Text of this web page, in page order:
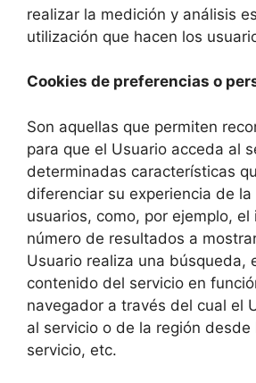
realizar la medición y análisis
utilización que hacen los
Cookies de preferencias o
Son aquellas que permiten
para que el Usuario acceda al
determinadas características
diferenciar su experiencia de
usuarios, como, por ejemplo, el
número de resultados a
Usuario realiza una búsqueda,
contenido del servicio en
navegador a través del cual el
al servicio o de la región desde
servicio, etc.